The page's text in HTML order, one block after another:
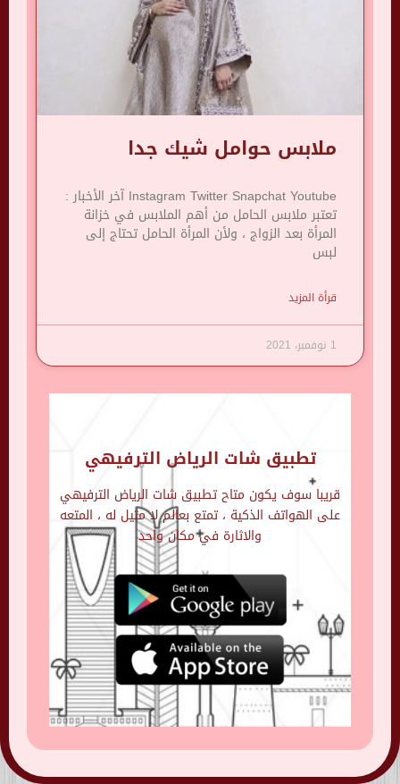
ملابس حوامل شيك جدا
Instagram Twitter Snapchat Youtube آخر الأخبار :
تعتبر ملابس الحامل من أهم الملابس في خزانة
المرأة بعد الزواج ، ولأن المرأة الحامل تحتاج إلى
لبس
قرأة المزيد
1 نوفمبر، 2021
تطبيق شات الرياض الترفيهي
قريبا سوف يكون متاح تطبيق شات الرياض الترفيهي
على الهواتف الذكية ، تمتع بعالم لا مثيل له ، المتعه
والاثارة في مكان واحد